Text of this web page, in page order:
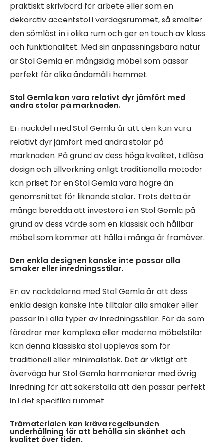
praktiskt skrivbord för arbete eller som en
dekorativ accentstol i vardagsrummet, så smälter
den sömlöst in i olika rum och ger en touch av klass
och funktionalitet. Med sin anpassningsbara natur
är Stol Gemla en mångsidig möbel som passar
perfekt för olika ändamål i hemmet.
Stol Gemla kan vara relativt dyr jämfört med
andra stolar på marknaden.
En nackdel med Stol Gemla är att den kan vara
relativt dyr jämfört med andra stolar på
marknaden. På grund av dess höga kvalitet, tidlösa
design och tillverkning enligt traditionella metoder
kan priset för en Stol Gemla vara högre än
genomsnittet för liknande stolar. Trots detta är
många beredda att investera i en Stol Gemla på
grund av dess värde som en klassisk och hållbar
möbel som kommer att hålla i många år framöver.
Den enkla designen kanske inte passar alla
smaker eller inredningsstilar.
En av nackdelarna med Stol Gemla är att dess
enkla design kanske inte tilltalar alla smaker eller
passar in i alla typer av inredningsstilar. För de som
föredrar mer komplexa eller moderna möbelstilar
kan denna klassiska stol upplevas som för
traditionell eller minimalistisk. Det är viktigt att
överväga hur Stol Gemla harmonierar med övrig
inredning för att säkerställa att den passar perfekt
in i det specifika rummet.
Trämaterialen kan kräva regelbunden
underhållning för att behålla sin skönhet och
kvalitet över tiden.